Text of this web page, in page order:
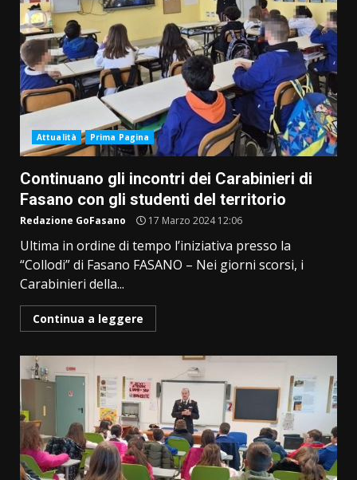
Attualità Prima Pagina
Continuano gli incontri dei Carabinieri di
Fasano con gli studenti del territorio
Redazione GoFasano 17 Marzo 2024 12:06
Ultima in ordine di tempo l’iniziativa presso la
“Collodi” di Fasano FASANO – Nei giorni scorsi, i
Carabinieri della...
Continua a leggere